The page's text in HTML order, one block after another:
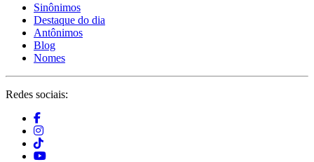
Sinônimos
Destaque do dia
Antônimos
Blog
Nomes
Redes sociais: